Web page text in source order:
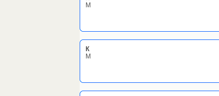
М
К
М